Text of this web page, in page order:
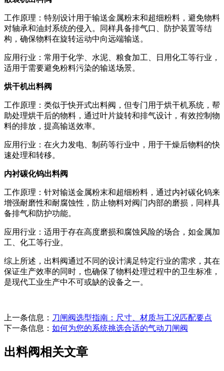
工作原理：特别设计用于输送金属粉末和超细粉料，避免物料
对轴承和油封系统的侵入。同样具备排气口、防护装置等结
构，确保物料在旋转运动中向远端输送。
应用行业：常用于化学、水泥、粮食加工、日用化工等行业，
适用于需要避免粉料污染的输送场景。
烘干机出料阀
工作原理：类似于快开式出料阀，但专门用于烘干机系统，帮
助处理烘干后的物料，通过叶片旋转和排气设计，有效控制物
料的排放，提高输送效率。
应用行业：在火力发电、制药等行业中，用于干燥后物料的快
速处理和转移。
内衬碳化钨出料阀
工作原理：针对输送金属粉末和超细粉料，通过内衬碳化钨来
增强耐磨性和耐腐蚀性，防止物料对阀门内部的磨损，同样具
备排气和防护功能。
应用行业：适用于存在高度磨损和腐蚀风险的场合，如金属加
工、化工等行业。
综上所述，出料阀通过不同的设计满足特定行业的需求，其在
保证生产效率的同时，也确保了物料处理过程中的卫生标准，
是现代工业生产中不可或缺的设备之一。
上一条信息： 刀闸阀选型指南：尺寸、材质与工况匹配要点
下一条信息： 如何为您的系统挑选合适的气动刀闸阀
出料阀相关文章